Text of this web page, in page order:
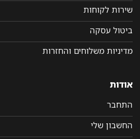
שירות לקוחות
ביטול עסקה
מדיניות משלוחים והחזרות
אודות
התחבר
החשבון שלי